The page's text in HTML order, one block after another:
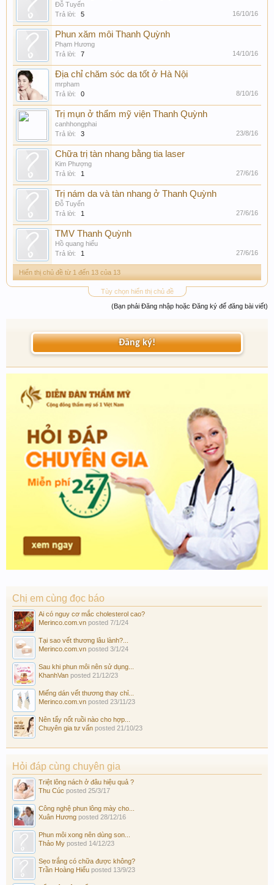
Đỗ Tuyến
Trả lời:
5 16/10/16
Phun xăm môi Thanh Quỳnh
Phạm Hương
Trả lời:
7 14/10/16
Địa chỉ chăm sóc da tốt ở Hà Nội
mrpham
Trả lời:
0 8/10/16
Trị mụn ở thẩm mỹ viện Thanh Quỳnh
canhhongphai
Trả lời:
3 23/8/16
Chữa trị tàn nhang bằng tia laser
Kim Phượng
Trả lời:
1 27/6/16
Trị nám da và tàn nhang ở Thanh Quỳnh
Đỗ Tuyến
Trả lời:
1 27/6/16
TMV Thanh Quỳnh
Hồ quang hiếu
Trả lời:
1 27/6/16
Hiển thị chủ đề từ 1 đến 13 của 13
Tùy chọn hiển thị chủ đề
(Bạn phải Đăng nhập hoặc Đăng ký để đăng bài viết)
Đăng ký!
Chị em cùng đọc báo
Ai có nguy cơ mắc cholesterol cao?
Merinco.com.vn posted 7/1/24
Tại sao vết thương lâu lành?...
Merinco.com.vn posted 3/1/24
Sau khi phun môi nên sử dụng...
KhanhVan posted 21/12/23
Miếng dán vết thương thay chỉ...
Merinco.com.vn posted 23/11/23
Nên tẩy nốt ruồi nào cho hợp...
Chuyên gia tư vấn posted 21/10/23
Hỏi đáp cùng chuyên gia
Triệt lông nách ở đâu hiệu quả ?
Thu Cúc posted 25/3/17
Công nghệ phun lông mày cho...
Xuân Hương posted 28/12/16
Phun môi xong nên dùng son...
Thảo My posted 14/12/23
Sẹo trắng có chữa được không?
Trần Hoàng Hiếu posted 13/9/23